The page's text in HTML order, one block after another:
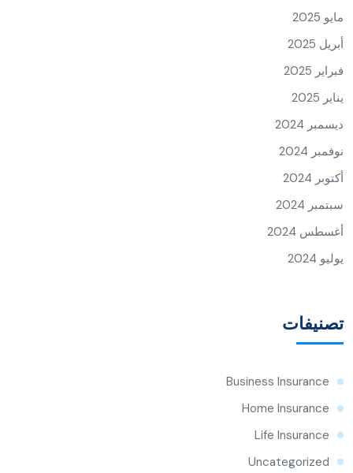
مايو 2025
أبريل 2025
فبراير 2025
يناير 2025
ديسمبر 2024
نوفمبر 2024
أكتوبر 2024
سبتمبر 2024
أغسطس 2024
يوليو 2024
تصنيفات
Business Insurance
Home Insurance
Life Insurance
Uncategorized